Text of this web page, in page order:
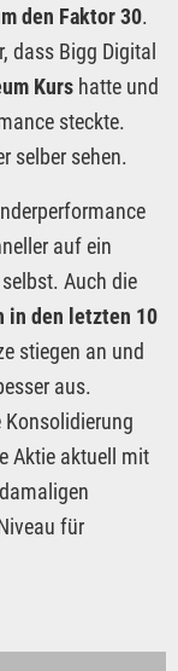
den Faktor 30.
dass Bigg Digital
Kurs hatte und
steckte.
selber sehen.
auf ein
Auch die
in den letzten 10
stiegen an und
aus.
Aktie aktuell mit
für